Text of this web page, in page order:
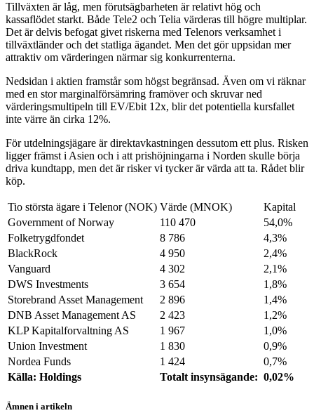
Tillväxten är låg, men förutsägbarheten är relativt hög och
kassaflödet starkt. Både Tele2 och Telia värderas till högre multiplar.
Det är delvis befogat givet riskerna med Telenors verksamhet i
tillväxtländer och det statliga ägandet. Men det gör uppsidan mer
attraktiv om värderingen närmar sig konkurrenterna.
Nedsidan i aktien framstår som högst begränsad. Även om vi räknar
med en stor marginalförsämring framöver och skruvar ned
värderingsmultipeln till EV/Ebit 12x, blir det potentiella kursfallet
inte värre än cirka 12%.
För utdelningsjägare är direktavkastningen dessutom ett plus. Risken
ligger främst i Asien och i att prishöjningarna i Norden skulle börja
driva kundtapp, men det är risker vi tycker är värda att ta. Rådet blir
köp.
Tio största ägare i Telenor (NOK) Värde (MNOK)
Kapital
Government of Norway
110 470
54,0%
Folketrygdfondet
8 786
4,3%
BlackRock
4 950
2,4%
Vanguard
4 302
2,1%
DWS Investments
3 654
1,8%
Storebrand Asset Management
2 896
1,4%
DNB Asset Management AS
2 423
1,2%
KLP Kapitalforvaltning AS
1 967
1,0%
Union Investment
1 830
0,9%
Nordea Funds
1 424
0,7%
Källa: Holdings
Totalt insynsägande: 0,02%
Ämnen i artikeln